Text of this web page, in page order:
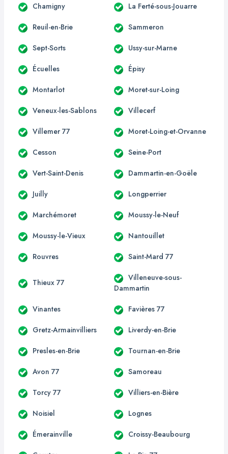
Chamigny La Ferté-sous-Jouarre
Reuil-en-Brie Sammeron
Sept-Sorts Ussy-sur-Marne
Écuelles Épisy
Montarlot Moret-sur-Loing
Veneux-les-Sablons Villecerf
Villemer 77 Moret-Loing-et-Orvanne
Cesson Seine-Port
Vert-Saint-Denis Dammartin-en-Goële
Juilly Longperrier
Marchémoret Moussy-le-Neuf
Moussy-le-Vieux Nantouillet
Rouvres Saint-Mard 77
Thieux 77
Villeneuve-sous-
Dammartin
Vinantes Favières 77
Gretz-Armainvilliers Liverdy-en-Brie
Presles-en-Brie Tournan-en-Brie
Avon 77 Samoreau
Torcy 77 Villiers-en-Bière
Noisiel Lognes
Émerainville Croissy-Beaubourg